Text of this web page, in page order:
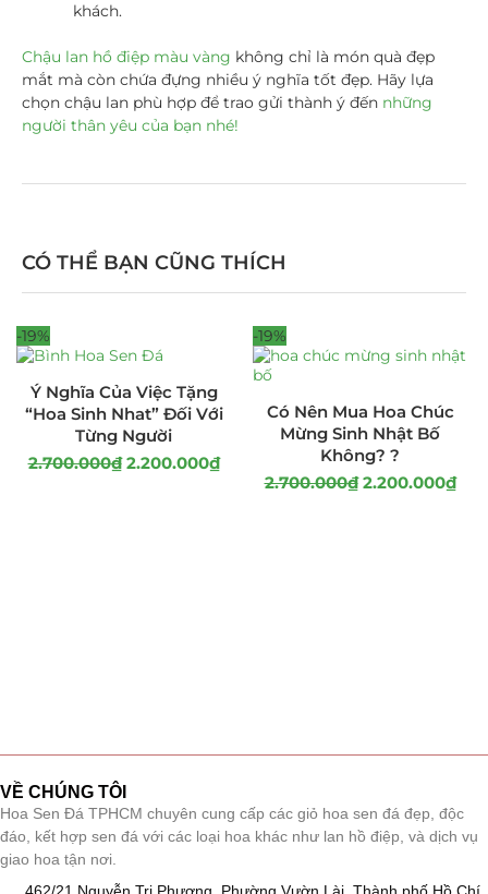
khách.
Chậu lan hồ điệp màu vàng không chỉ là món quà đẹp
mắt mà còn chứa đựng nhiều ý nghĩa tốt đẹp. Hãy lựa
chọn chậu lan phù hợp để trao gửi thành ý đến những
người thân yêu của bạn nhé!
CÓ THỂ BẠN CŨNG THÍCH
-19%
Ý Nghĩa Của Việc Tặng
“Hoa Sinh Nhat” Đối Với
Từng Người
2.700.000₫ 2.200.000₫
-19%
Có Nên Mua Hoa Chúc
Mừng Sinh Nhật Bố
Không? ?
2.700.000₫ 2.200.000₫
VỀ CHÚNG TÔI
Hoa Sen Đá TPHCM chuyên cung cấp các giỏ hoa sen đá đẹp, độc
đáo, kết hợp sen đá với các loại hoa khác như lan hồ điệp, và dịch vụ
giao hoa tận nơi.